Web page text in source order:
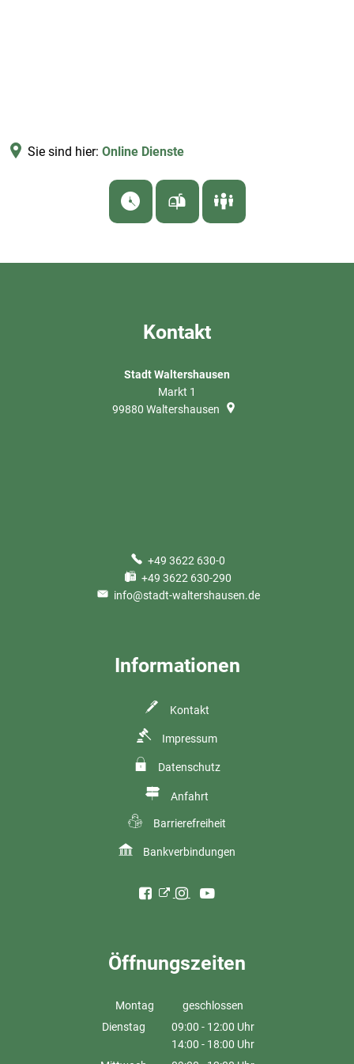
Sie sind hier: Online Dienste
Kontakt
Stadt Waltershausen
Markt 1
99880 Waltershausen
+49 3622 630-0
+49 3622 630-290
info@stadt-waltershausen.de
Informationen
Kontakt
Impressum
Datenschutz
Anfahrt
Barrierefreiheit
Bankverbindungen
Öffnungszeiten
Montag
geschlossen
Dienstag
09:00 - 12:00 Uhr
Von 09:00 bis 12:00 Uhr
14:00 - 18:00 Uhr